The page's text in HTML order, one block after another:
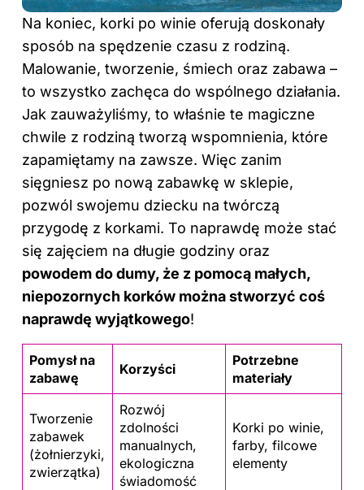
Na koniec, korki po winie oferują doskonały
sposób na spędzenie czasu z rodziną.
Malowanie, tworzenie, śmiech oraz zabawa –
to wszystko zachęca do wspólnego działania.
Jak zauważyliśmy, to właśnie te magiczne
chwile z rodziną tworzą wspomnienia, które
zapamiętamy na zawsze. Więc zanim
sięgniesz po nową zabawkę w sklepie,
pozwól swojemu dziecku na twórczą
przygodę z korkami. To naprawdę może stać
się zajęciem na długie godziny oraz
powodem do dumy, że z pomocą małych,
niepozornych korków można stworzyć coś
naprawdę wyjątkowego!
Pomysł na
zabawę
Korzyści
Potrzebne
materiały
Tworzenie
zabawek
(żołnierzyki,
zwierzątka)
Rozwój
zdolności
manualnych,
ekologiczna
świadomość
Korki po winie,
farby, filcowe
elementy